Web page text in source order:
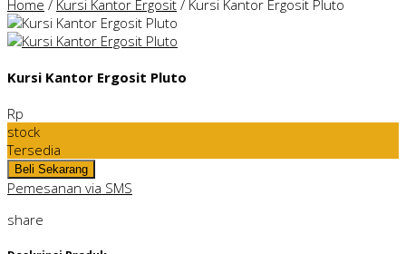
Home / Kursi Kantor Ergosit / Kursi Kantor Ergosit Pluto
Kursi Kantor Ergosit Pluto
Rp
stock
Tersedia
Pemesanan via SMS
share